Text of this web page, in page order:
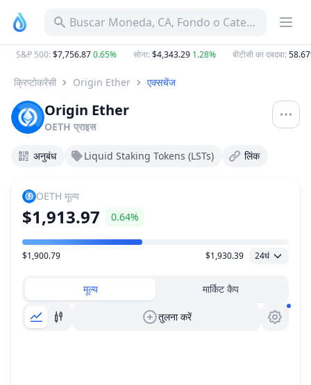
Buscar Moneda, CA, Fondo o Categoría
S&P 500:$7,756.870.65% सोना:$4,343.291.28% बीटीसी का दबदबा:
क्रिप्टोकरेंसी Origin Ether एक्सचेंज
Origin Ether
OETH प्राइस
अनुबंध Liquid Staking Tokens (LSTs) लिंक
OETH मूल्य
$1,913.97 0.64%
मूल्य सीमा
$1,900.79 $1,930.39 24घं
मूल्य मार्किट कैप
तुलना करें